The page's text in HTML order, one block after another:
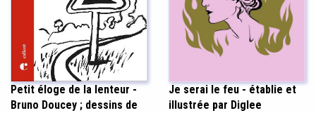
Petit éloge de la lenteur -
Bruno Doucey ; dessins de
Je serai le feu - établie et
illustrée par Diglee